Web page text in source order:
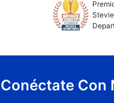
Conéctate Con